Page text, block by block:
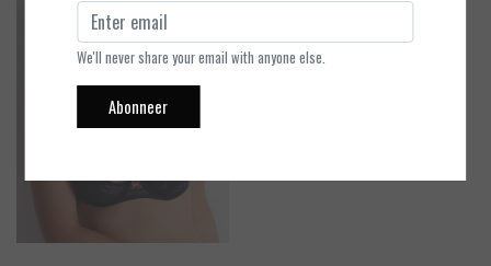
We'll never share your email with anyone else.
Abonneer